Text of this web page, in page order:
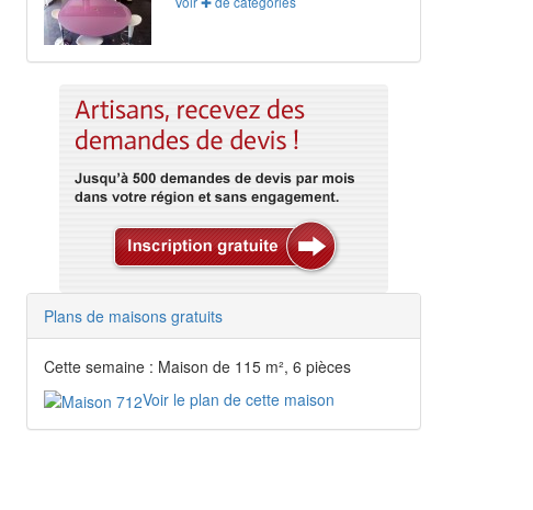
Plans de maisons gratuits
Cette semaine : Maison de 115 m², 6 pièces
Voir le plan de cette maison